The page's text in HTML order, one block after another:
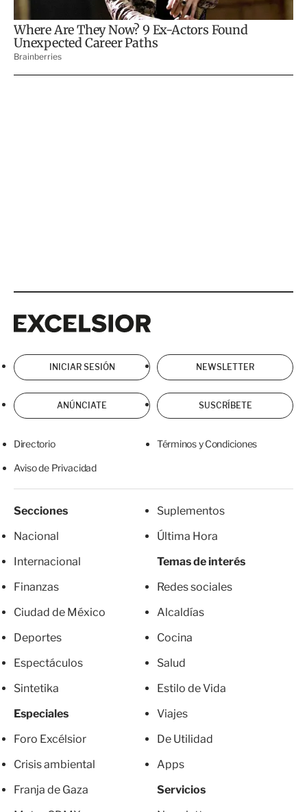
INICIAR SESIÓN NEWSLETTER
ANÚNCIATE SUSCRÍBETE
Directorio Términos y Condiciones
Aviso de Privacidad
Secciones
Nacional
Internacional
Finanzas
Ciudad de México
Deportes
Espectáculos
Sintetika
Especiales
Foro Excélsior
Crisis ambiental
Franja de Gaza
Suplementos
Última Hora
Temas de interés
Redes sociales
Alcaldías
Cocina
Salud
Estilo de Vida
Viajes
De Utilidad
Apps
Servicios